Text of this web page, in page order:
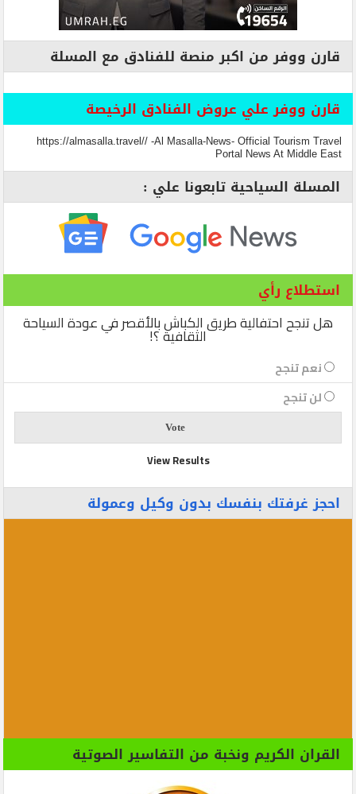
قارن ووفر من اكبر منصة للفنادق مع المسلة
قارن ووفر علي عروض الفنادق الرخيصة
https://almasalla.travel// -Al Masalla-News- Official Tourism Travel
Portal News At Middle East
المسلة السياحية تابعونا علي :
استطلاع رأي
هل تنجح احتفالية طريق الكباش بالأقصر في عودة السياحة
الثقافية ؟!
نعم تنجح
لن تنجح
View Results
احجز غرفتك بنفسك بدون وكيل وعمولة
القران الكريم ونخبة من التفاسير الصوتية